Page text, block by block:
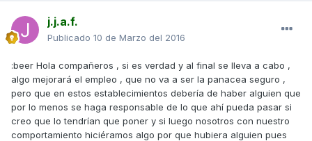
j.j.a.f.
Publicado 10 de Marzo del 2016
:beer Hola compañeros , si es verdad y al final se lleva a cabo ,
algo mejorará el empleo , que no va a ser la panacea seguro ,
pero que en estos establecimientos debería de haber alguien que
por lo menos se haga responsable de lo que ahí pueda pasar si
creo que lo tendrían que poner y si luego nosotros con nuestro
comportamiento hiciéramos algo por que hubiera alguien pues